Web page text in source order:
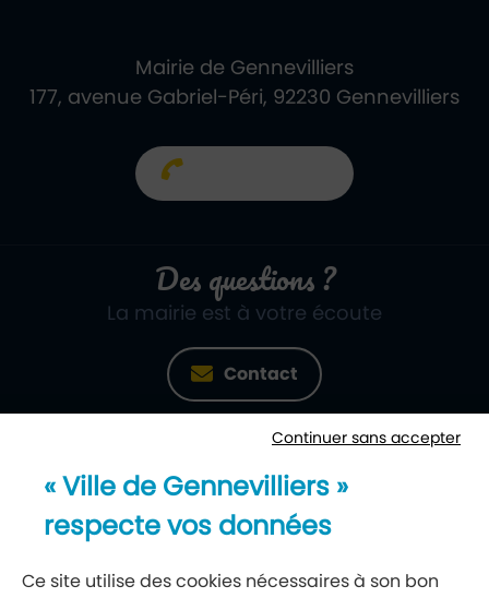
Mairie de Gennevilliers
177, avenue Gabriel-Péri, 92230 Gennevilliers
Des questions ?
La mairie est à votre écoute
Contact
Newsletter
Continuer sans accepter
« Ville de Gennevilliers »
respecte vos données
Ce site utilise des cookies nécessaires à son bon